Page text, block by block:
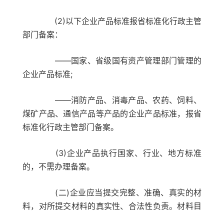
(2)以下企业产品标准报省标准化行政主管
部门备案：
——国家、省级国有资产管理部门管理的
企业产品标准;
——消防产品、消毒产品、农药、饲料、
煤矿产品、通信产品等产品的企业产品标准，报省
标准化行政主管部门备案。
(3)企业产品执行国家、行业、地方标准
的，不需办理备案。
(二)企业应当提交完整、准确、真实的材
料，对所提交材料的真实性、合法性负责。材料目